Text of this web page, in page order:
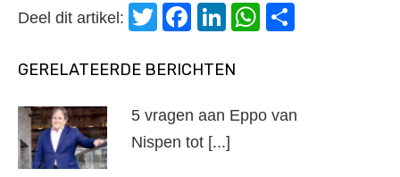
Deel dit artikel: Twitter
Facebook
LinkedIn
WhatsApp
GERELATEERDE BERICHTEN
5 vragen aan Eppo van
Nispen tot [...]